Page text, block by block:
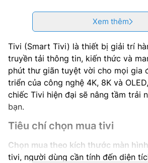
Xem thêm
Tivi (Smart Tivi) là thiết bị giải trí
truyền tải thông tin, kiến thức và
phút thư giãn tuyệt vời cho mọi gia
triển của công nghệ 4K, 8K và
chiếc Tivi hiện đại sẽ nâng tầm trải
bạn.
Tiêu chí chọn mua tivi
Chọn mua theo kích thước màn
tivi, người dùng cần tính đến diện